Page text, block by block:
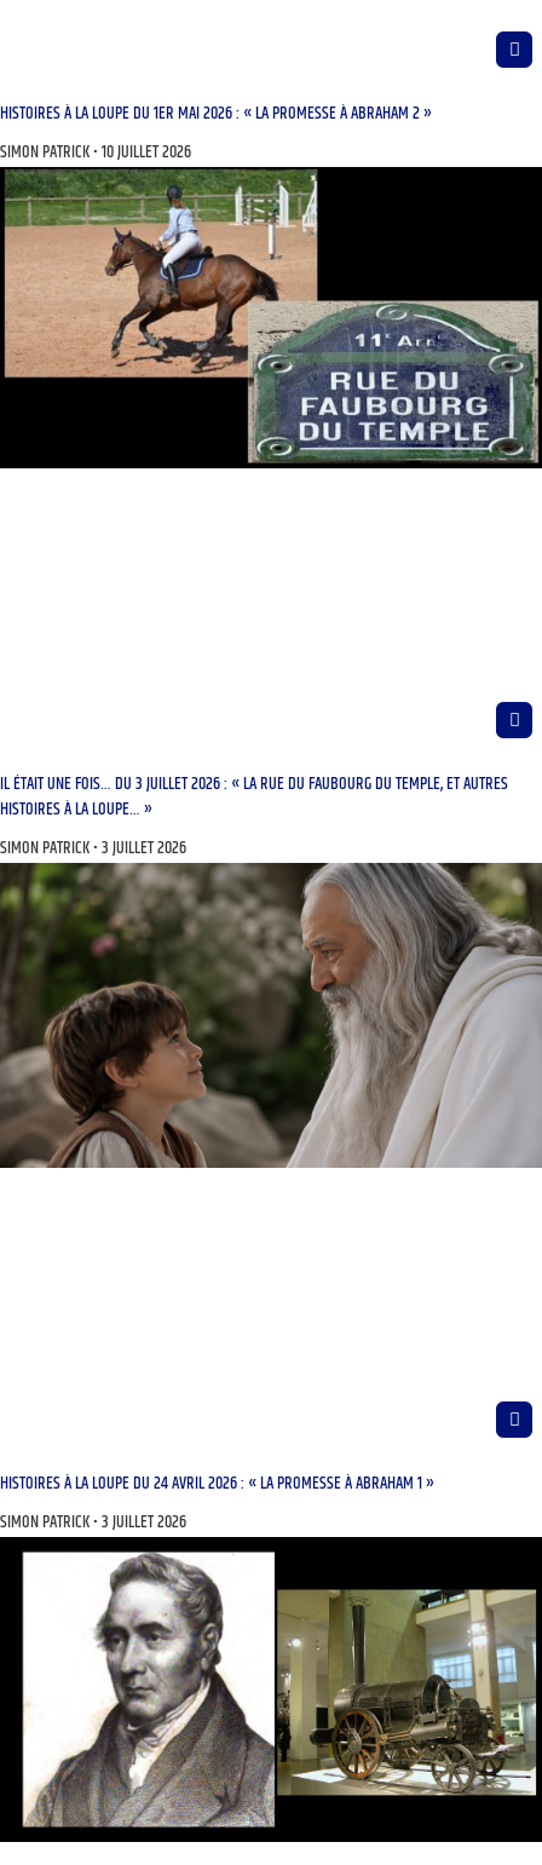
HISTOIRES À LA LOUPE DU 1ER MAI 2026 : « LA PROMESSE À ABRAHAM 2 »
SIMON PATRICK 10 JUILLET 2026
IL ÉTAIT UNE FOIS… DU 3 JUILLET 2026 : « LA RUE DU FAUBOURG DU TEMPLE, ET AUTRES
HISTOIRES À LA LOUPE… »
SIMON PATRICK 3 JUILLET 2026
HISTOIRES À LA LOUPE DU 24 AVRIL 2026 : « LA PROMESSE À ABRAHAM 1 »
SIMON PATRICK 3 JUILLET 2026